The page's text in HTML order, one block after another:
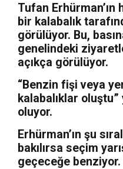
Tufan
bir kalabalık
görülüyor. Bu,
genelindeki
açıkça görülüyor.
“Benzin fişi veya
kalabalıklar
oluyor.
Erhürman’ın şu
bakılırsa seçim
geçeceğe benziyor.